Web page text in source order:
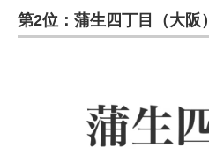
第2位：蒲生四丁目（大阪）